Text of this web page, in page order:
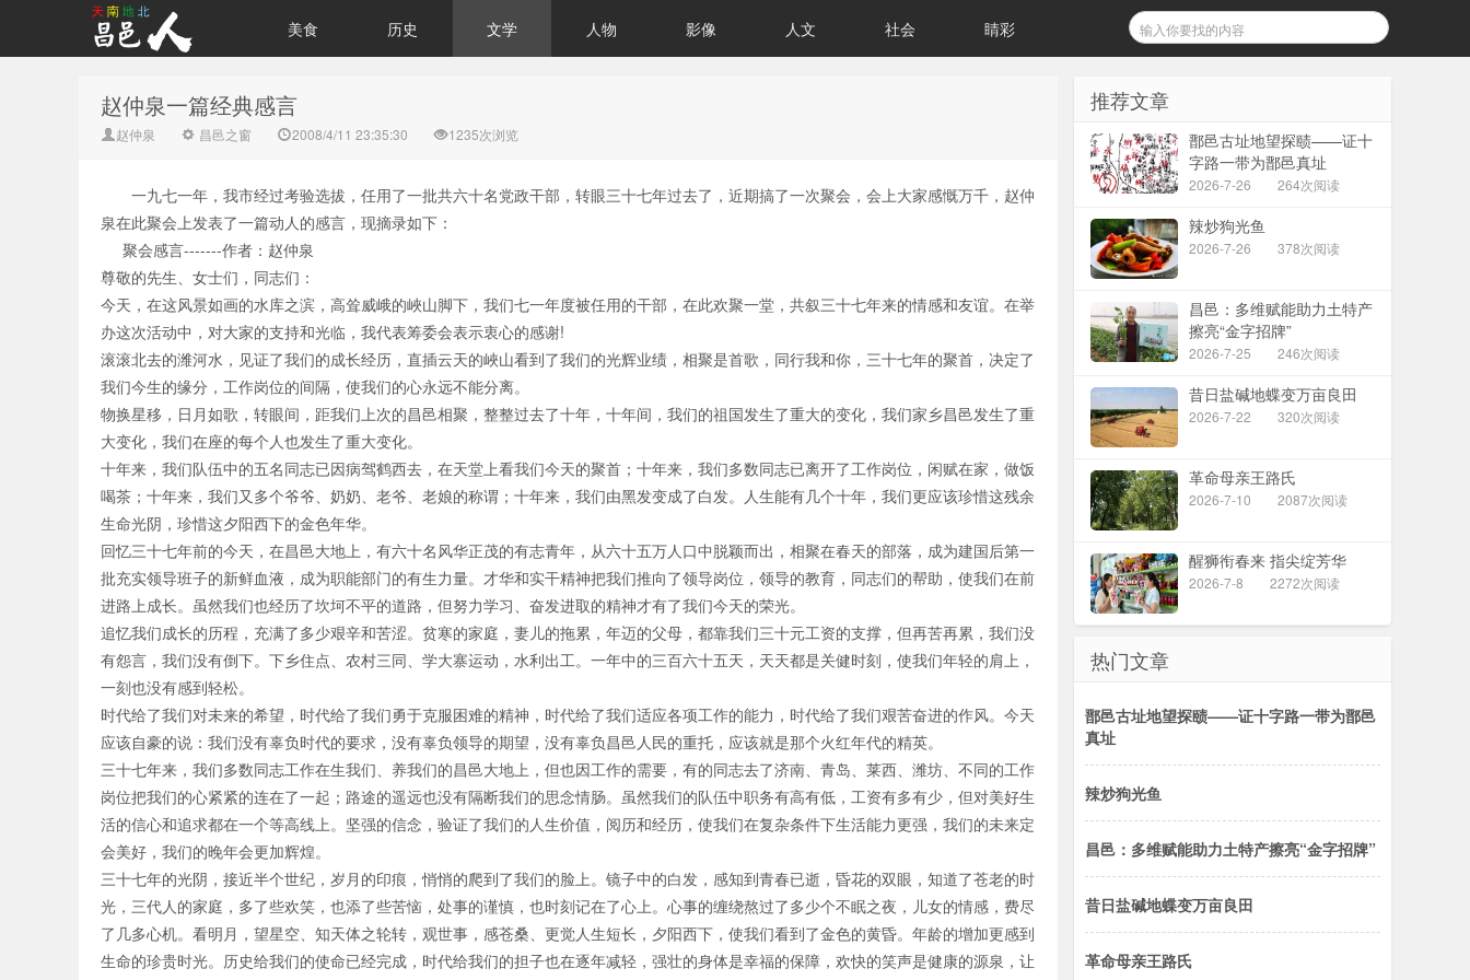
美食 历史 文学 人物 影像 人文 社会 睛彩
赵仲泉一篇经典感言
赵仲泉 昌邑之窗 2008/4/11 23:35:30 1235次浏览
一九七一年，我市经过考验选拔，任用了一批共六十名党政干部，转眼三十七年过去了，近期搞了一次聚会，会上大家感慨万千，赵仲
泉在此聚会上发表了一篇动人的感言，现摘录如下：
聚会感言-------作者：赵仲泉
尊敬的先生、女士们，同志们：
今天，在这风景如画的水库之滨，高耸威峨的峽山脚下，我们七一年度被任用的干部，在此欢聚一堂，共叙三十七年来的情感和友谊。在举
办这次活动中，对大家的支持和光临，我代表筹委会表示衷心的感谢!
滚滚北去的潍河水，见证了我们的成长经历，直插云天的峽山看到了我们的光辉业绩，相聚是首歌，同行我和你，三十七年的聚首，决定了
我们今生的缘分，工作岗位的间隔，使我们的心永远不能分离。
物换星移，日月如歌，转眼间，距我们上次的昌邑相聚，整整过去了十年，十年间，我们的祖国发生了重大的变化，我们家乡昌邑发生了重
大变化，我们在座的每个人也发生了重大变化。
十年来，我们队伍中的五名同志已因病驾鹤西去，在天堂上看我们今天的聚首；十年来，我们多数同志已离开了工作岗位，闲赋在家，做饭
喝茶；十年来，我们又多个爷爷、奶奶、老爷、老娘的称谓；十年来，我们由黑发变成了白发。人生能有几个十年，我们更应该珍惜这残余
生命光阴，珍惜这夕阳西下的金色年华。
回忆三十七年前的今天，在昌邑大地上，有六十名风华正茂的有志青年，从六十五万人口中脱颖而出，相聚在春天的部落，成为建国后第一
批充实领导班子的新鲜血液，成为职能部门的有生力量。才华和实干精神把我们推向了领导岗位，领导的教育，同志们的帮助，使我们在前
进路上成长。虽然我们也经历了坎坷不平的道路，但努力学习、奋发进取的精神才有了我们今天的荣光。
追忆我们成长的历程，充满了多少艰辛和苦涩。贫寒的家庭，妻儿的拖累，年迈的父母，都靠我们三十元工资的支撑，但再苦再累，我们没
有怨言，我们没有倒下。下乡住点、农村三同、学大寨运动，水利出工。一年中的三百六十五天，天天都是关健时刻，使我们年轻的肩上，
一刻也没有感到轻松。
时代给了我们对未来的希望，时代给了我们勇于克服困难的精神，时代给了我们适应各项工作的能力，时代给了我们艰苦奋进的作风。今天
应该自豪的说：我们没有辜负时代的要求，没有辜负领导的期望，没有辜负昌邑人民的重托，应该就是那个火红年代的精英。
三十七年来，我们多数同志工作在生我们、养我们的昌邑大地上，但也因工作的需要，有的同志去了济南、青岛、莱西、潍坊、不同的工作
岗位把我们的心紧紧的连在了一起；路途的遥远也没有隔断我们的思念情肠。虽然我们的队伍中职务有高有低，工资有多有少，但对美好生
活的信心和追求都在一个等高线上。坚强的信念，验证了我们的人生价值，阅历和经历，使我们在复杂条件下生活能力更强，我们的未来定
会美好，我们的晚年会更加辉煌。
三十七年的光阴，接近半个世纪，岁月的印痕，悄悄的爬到了我们的脸上。镜子中的白发，感知到青春已逝，昏花的双眼，知道了苍老的时
光，三代人的家庭，多了些欢笑，也添了些苦恼，处事的谨慎，也时刻记在了心上。心事的缠绕熬过了多少个不眠之夜，儿女的情感，费尽
了几多心机。看明月，望星空、知天体之轮转，观世事，感苍桑、更觉人生短长，夕阳西下，使我们看到了金色的黄昏。年龄的增加更感到
生命的珍贵时光。历史给我们的使命已经完成，时代给我们的担子也在逐年减轻，强壮的身体是幸福的保障，欢快的笑声是健康的源泉，让
推荐文章
鄑邑古址地望探赜——证十
字路一带为鄑邑真址
2026-7-26 264次阅读
辣炒狗光鱼
2026-7-26 378次阅读
昌邑：多维赋能助力土特产
擦亮“金字招牌”
2026-7-25 246次阅读
昔日盐碱地蝶变万亩良田
2026-7-22 320次阅读
革命母亲王路氏
2026-7-10 2087次阅读
醒狮衔春来 指尖绽芳华
2026-7-8 2272次阅读
热门文章
鄑邑古址地望探赜——证十字路一带为鄑邑
真址
辣炒狗光鱼
昌邑：多维赋能助力土特产擦亮“金字招牌”
昔日盐碱地蝶变万亩良田
革命母亲王路氏